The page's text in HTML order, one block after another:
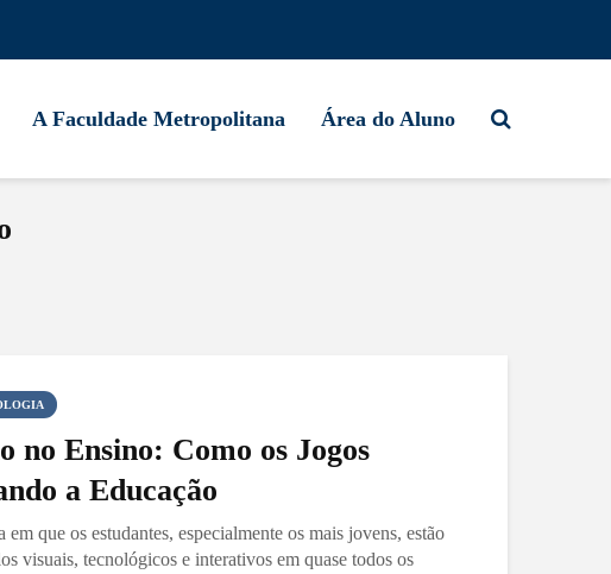
A Faculdade Metropolitana Área do Aluno
no Ensino: Como os Jogos
a Educação
em que os estudantes, especialmente os mais jovens, estão
visuais, tecnológicos e interativos em quase todos os